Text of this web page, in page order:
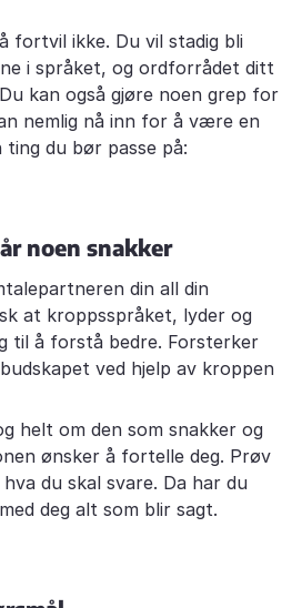
fortvil ikke. Du vil stadig bli
i språket, og ordforrådet ditt
kan også gjøre noen grep for
nemlig nå inn for å være en
ting du bør passe på:
noen snakker
din all din
at kroppsspråket, lyder og
til å forstå bedre. Forsterker
ved hjelp av kroppen
helt om den som snakker og
ønsker å fortelle deg. Prøv
du skal svare. Da har du
deg alt som blir sagt.